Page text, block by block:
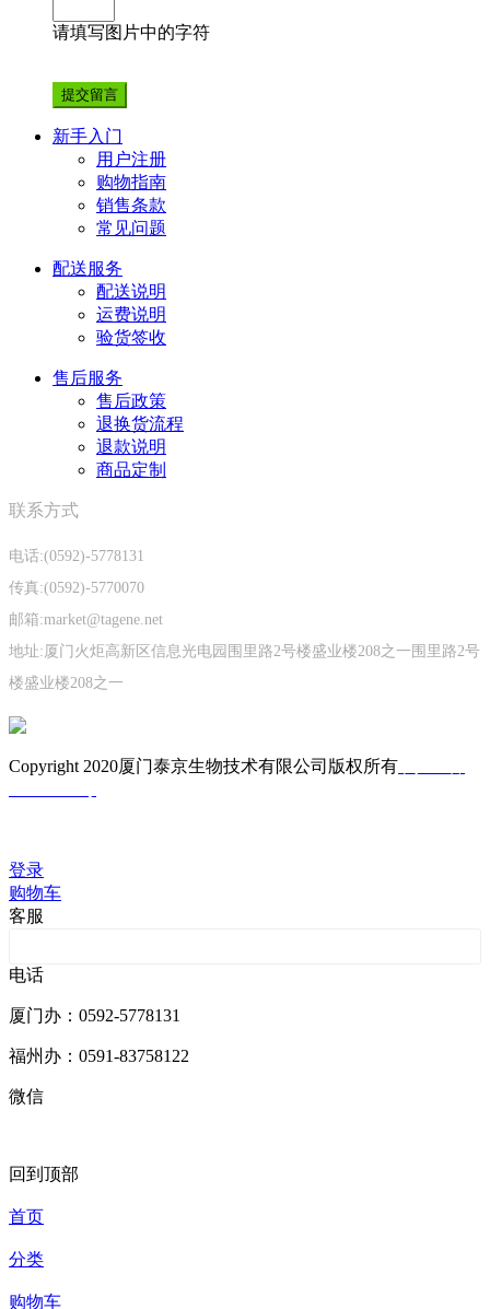
请填写图片中的字符
新手入门
用户注册
购物指南
销售条款
常见问题
配送服务
配送说明
运费说明
验货签收
售后服务
售后政策
退换货流程
退款说明
商品定制
联系方式
电话:(0592)-5778131
传真:(0592)-5770070
邮箱:market@tagene.net
地址:厦门火炬高新区信息光电园围里路2号楼盛业楼208之一围里路2号
楼盛业楼208之一
Copyright 2020厦门泰京生物技术有限公司版权所有
登录
购物车
客服
电话
厦门办：0592-5778131
福州办：0591-83758122
微信
回到顶部
首页
分类
购物车